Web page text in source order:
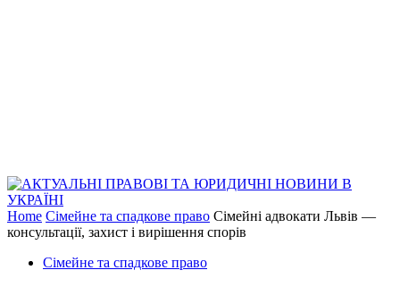
Home Сімейне та спадкове право Сімейні адвокати Львів —
консультації, захист і вирішення спорів
Сімейне та спадкове право